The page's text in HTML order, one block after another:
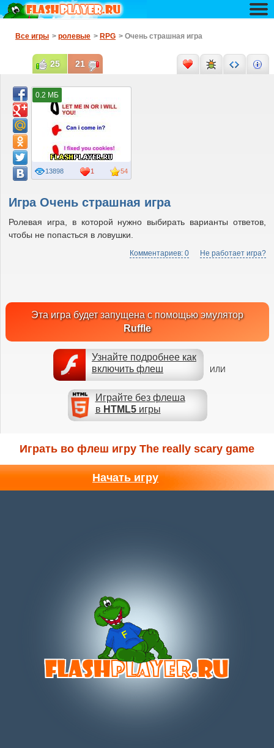
Все игры > ролевые > RPG > Очень страшная игра
Игра Очень страшная игра
Ролевая игра, в которой нужно выбирать варианты ответов,
чтобы не попасться в ловушки.
Комментариев: 0 Не работает игра?
Эта игра будет запущена с помощью эмулятор
Ruffle
Узнайте подробнее как
включить флеш
ИЛИ
Играйте без флеша
в HTML5игры
54
13898 1
0.2 МБ
25 21
Играть во флеш игру The really scary game
Начать игру